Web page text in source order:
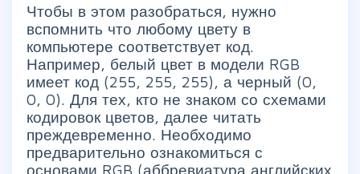
Чтобы в этом разобраться, нужно
вспомнить что любому цвету в
компьютере соответствует код.
Например, белый цвет в модели RGB
имеет код (255, 255, 255), а черный (0,
0, 0). Для тех, кто не знаком со схемами
кодировок цветов, далее читать
преждевременно. Необходимо
предварительно ознакомиться с
основами RGB (аббревиатура английских